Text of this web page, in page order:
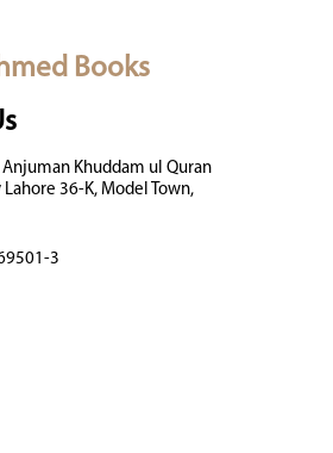
Books
Khuddam ul Quran
36-K, Model Town,
3